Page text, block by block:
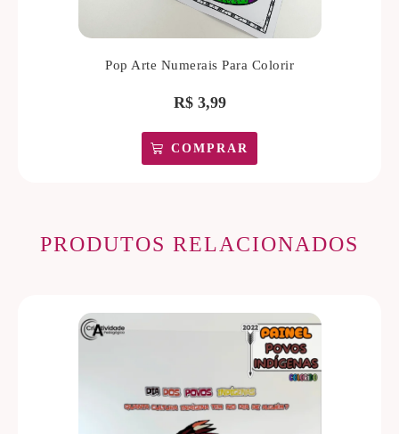
Pop Arte Numerais Para Colorir
R$3,99
COMPRAR
PRODUTOS RELACIONADOS